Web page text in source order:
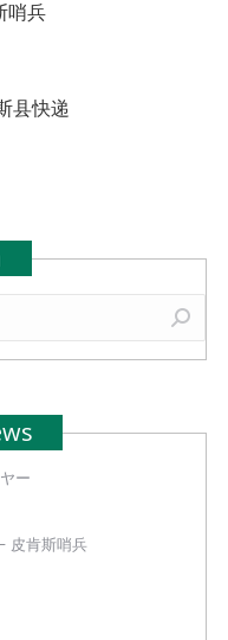
哨兵
县快递
ー
皮肯斯哨兵